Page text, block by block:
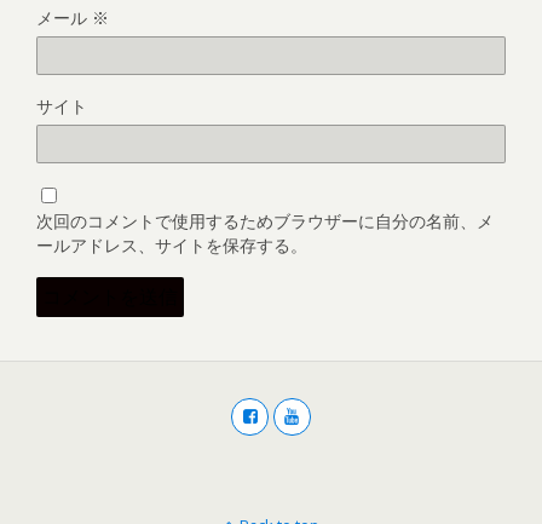
メール ※
サイト
次回のコメントで使用するためブラウザーに自分の名前、メ
ールアドレス、サイトを保存する。